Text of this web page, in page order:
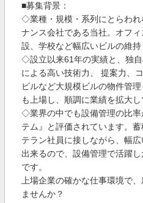
■募集背景：
◇業種・規模・系列にとらわ
ナンス会社である当社。オフ
設、学校など幅広いビルの維持
◇設立以来61年の実績と、独
による高い技術力、 提案力、
ビルなど大規模ビルの物件管
も上場し、順調に業績を拡大し
◇業界の中でも設備管理の比率
テム』と評価されています。
テラン社員に接しながら、幅
出来るので、設備管理で活躍
です。
上場企業の確かな仕事環境で
ませんか？